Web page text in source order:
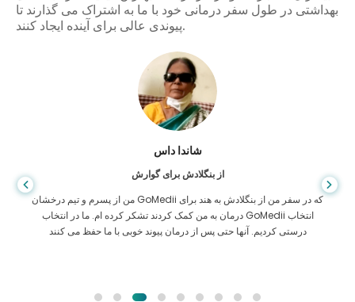
بهداشتی در طول سفر درمانی خود با ما به اشتراک می گذارند تا
پیوندی عالی برای آینده ایجاد کنند.
شاندا داس
از بنگلادش برای گوارش
من از پسرم و تیم درخشان GoMedii که در سفر من از بنگلادش به هند برای
درمان به من کمک کردند تشکر کرده ام. ما در انتخاب GoMedii انتخاب
درستی کردیم. آنها حتی پس از درمان پیوند خوبی با ما حفظ می کنند